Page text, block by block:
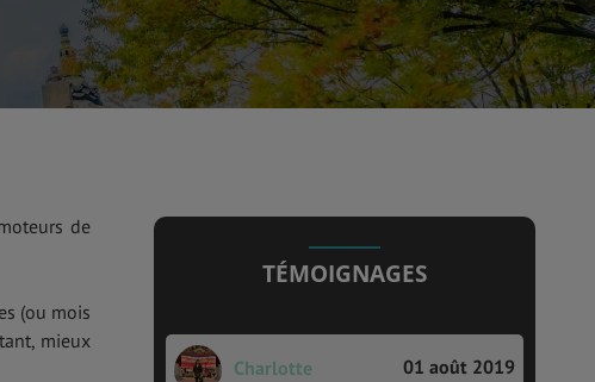
de
(ou mois
mieux
TÉMOIGNAGES
Charlotte 01 août 2019